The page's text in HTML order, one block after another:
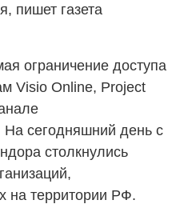
пишет газета
ограничение доступа
Visio Online, Project
На сегодняшний день с
столкнулись
на территории РФ.